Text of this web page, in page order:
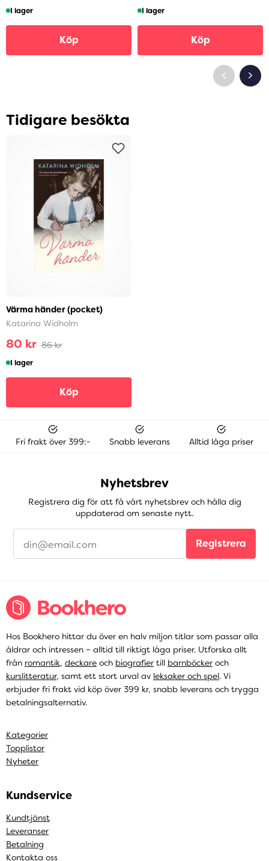
I lager
Köp
I lager
Köp
Tidigare besökta
Värma händer (pocket)
Katarina Widholm
80 kr 86 kr
I lager
Köp
Fri frakt över 399:- Snabb leverans Alltid låga priser
Nyhetsbrev
Registrera dig för att få vårt nyhetsbrev och hålla dig
uppdaterad om senaste nytt.
Registrera
Hos Bookhero hittar du över en halv miljon titlar som passar alla
åldrar och intressen – alltid till riktigt låga priser. Utforska allt
från romantik, deckare och biografier till barnböcker och
kurslitteratur, samt ett stort urval av leksaker och spel. Vi
erbjuder fri frakt vid köp över 399 kr, snabb leverans och trygga
betalningsalternativ.
Kategorier
Topplistor
Nyheter
Kundservice
Kundtjänst
Leveranser
Betalning
Kontakta oss